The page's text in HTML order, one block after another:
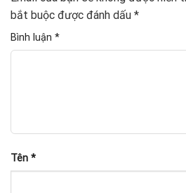
bắt buộc được đánh dấu *
Bình luận *
Tên *